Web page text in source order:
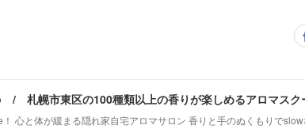
心と体が緩まる隠れ家自宅アロマサロン 香りと手のぬくもりで